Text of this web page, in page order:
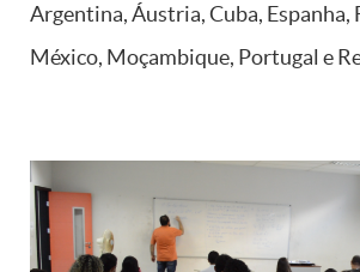
Argentina, Áustria, Cuba, Espanha,
México, Moçambique, Portugal e